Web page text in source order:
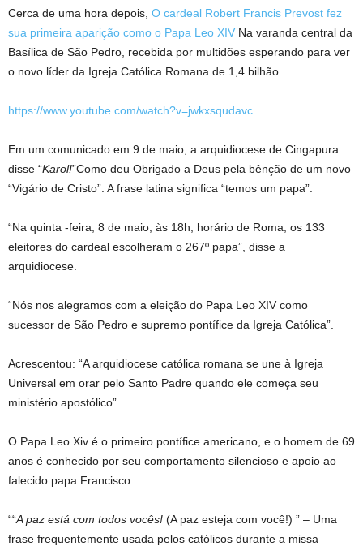
Cerca de uma hora depois, O cardeal Robert Francis Prevost fez
sua primeira aparição como o Papa Leo XIV Na varanda central da
Basílica de São Pedro, recebida por multidões esperando para ver
o novo líder da Igreja Católica Romana de 1,4 bilhão.
https://www.youtube.com/watch?v=jwkxsqudavc
Em um comunicado em 9 de maio, a arquidiocese de Cingapura
disse “Karol!”Como deu Obrigado a Deus pela bênção de um novo
“Vigário de Cristo”. A frase latina significa “temos um papa”.
“Na quinta -feira, 8 de maio, às 18h, horário de Roma, os 133
eleitores do cardeal escolheram o 267º papa”, disse a
arquidiocese.
“Nós nos alegramos com a eleição do Papa Leo XIV como
sucessor de São Pedro e supremo pontífice da Igreja Católica”.
Acrescentou: “A arquidiocese católica romana se une à Igreja
Universal em orar pelo Santo Padre quando ele começa seu
ministério apostólico”.
O Papa Leo Xiv é o primeiro pontífice americano, e o homem de 69
anos é conhecido por seu comportamento silencioso e apoio ao
falecido papa Francisco.
““A paz está com todos vocês! (A paz esteja com você!) ” – Uma
frase frequentemente usada pelos católicos durante a missa –